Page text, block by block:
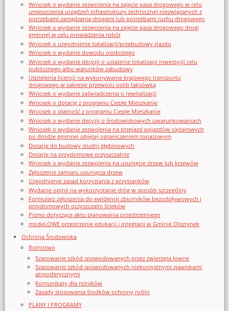
Wniosek o wydanie zezwolenia na zajęcie pasa drogowego w celu
umieszczenia urządzeń infrastruktury technicznej niezwiązanych z
potrzebami zarządzania drogami lub potrzebami ruchu drogowego
Wniosek o wydanie zezwolenia na zajęcie pasa drogowego drogi
gminnej w celu prowadzenia robót
Wniosek o uzgodnienie lokalizacji/przebudowy zjazdu
Wniosek o wydanie dowodu osobistego
Wniosek o wydanie decyzji o ustalenie lokalizacji inwestycji celu
publicznego albo warunków zabudowy
Udzielenia licencji na wykonywanie krajowego transportu
drogowego w zakresie przewozu osób taksówką
Wniosek o wydanie zaświadczenia o rewitalizacji
Wniosek o dotację z programu Ciepłe Mieszkanie
Wniosek o płatność z programu Ciepłe Mieszkanie
Wniosek o wydanie decyzji o środowiskowych uwarunkowaniach
Wniosek o wydanie zezwolenia na przejazd pojazdów ciężarowych
po drodze gminnej objętej ograniczeniem tonażowym
Dotacje do budowy studni głębinowych
Dotacje na przydomowe oczyszczalnie
Wniosek o wydanie zezwolenia na usunięcie drzew lub krzewów
Zgłoszenie zamiaru usunięcia drzew
Uzgodnienie zasad korzystania z przystanków
Wydanie opinii na wykorzystanie dróg w sposób szczególny
Formularz zgłoszenia do ewidencji zbiorników bezodpływowych i
przydomowych oczyszczalni ścieków
Pismo dotyczące aktu planowania przestrzennego
modeLOWE przestrzenie edukacji i integracji w Gminie Olsztynek
Ochrona Środowiska
Rolnictwo
Szacowanie szkód spowodowanych przez zwierzęta łowne
Szacowanie szkód spowodowanych niekorzystnymi zjawiskami
atmosferycznymi
Komunikaty dla rolników
Zasady stosowania środków ochrony roślin
PLANY I PROGRAMY